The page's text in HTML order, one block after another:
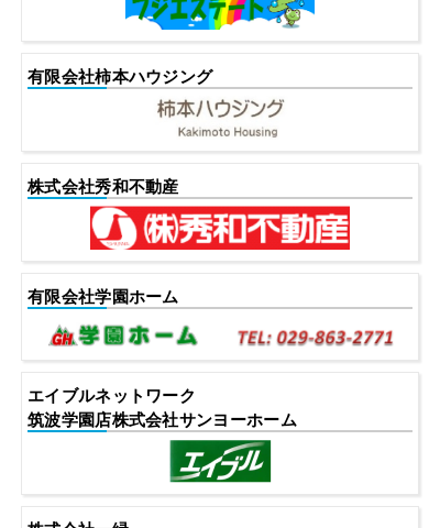
有限会社柿本ハウジング
株式会社秀和不動産
有限会社学園ホーム
エイブルネットワーク
筑波学園店株式会社サンヨーホーム